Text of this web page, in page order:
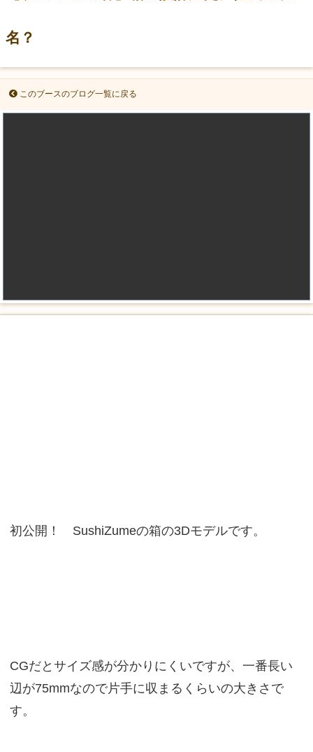
名？
このブースのブログ一覧に戻る
初公開！ SushiZumeの箱の3Dモデルです。
CGだとサイズ感が分かりにくいですが、一番長い
辺が75mmなので片手に収まるくらいの大きさで
す。